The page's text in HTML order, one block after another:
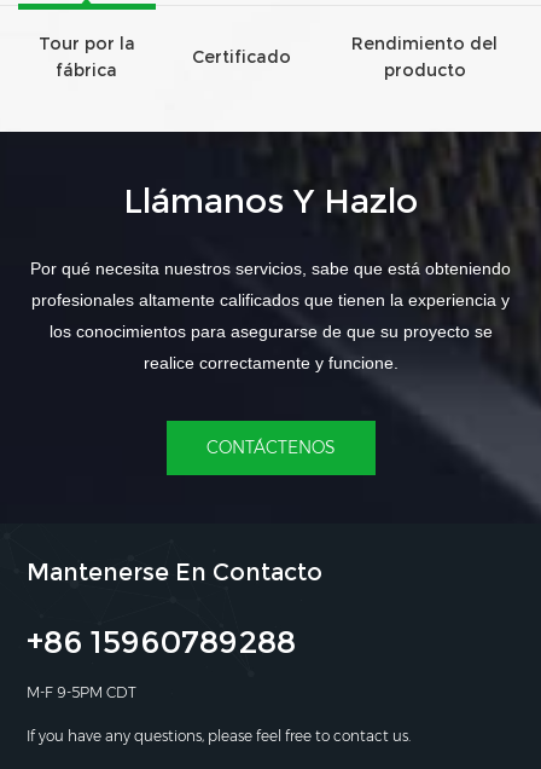
Tour por la
fábrica
Certificado
Rendimiento del
producto
Llámanos Y Hazlo
Por qué necesita nuestros servicios, sabe que está obteniendo
profesionales altamente calificados que tienen la experiencia y
los conocimientos para asegurarse de que su proyecto se
realice correctamente y funcione.
CONTÁCTENOS
Mantenerse En Contacto
+86 15960789288
M-F 9-5PM CDT
If you have any questions, please feel free to contact us.